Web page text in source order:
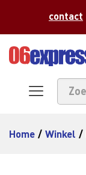
contact
Home / Winkel /